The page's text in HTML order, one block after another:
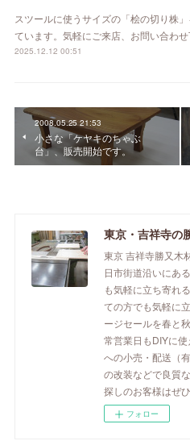
スツールに使うサイズの「桧の切り株
ています。気軽にご来店、お問い合わせ
2025.12.12 00:51
2008.05.25 21:53
小さな「ケヤキのちゃぶ
台」、販売開始です。
東京 吉祥寺勝又木
日市街道沿いにあ
も気軽に立ち寄れ
ての方でも気軽に
ージセールを春と
常営業日もDIYに
への小売・配送（
の改装などで良質
探しのお客様はぜひ
フォロー